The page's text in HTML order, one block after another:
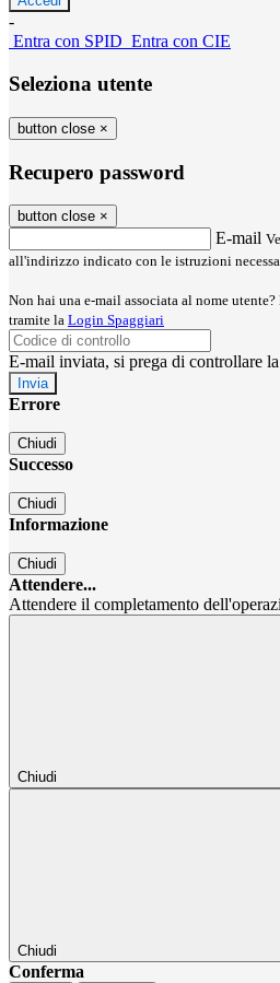
-
Entra con SPID Entra con CIE
Seleziona utente
button close ×
Recupero password
button close ×
E-mail
all'indirizzo indicato con le istruzioni
Non hai una e-mail associata al nome
tramite la Login Spaggiari
E-mail inviata, si prega di controllare
Errore
Chiudi
Successo
Chiudi
Informazione
Chiudi
Attendere...
Attendere il completamento
Chiudi
Chiudi
Conferma